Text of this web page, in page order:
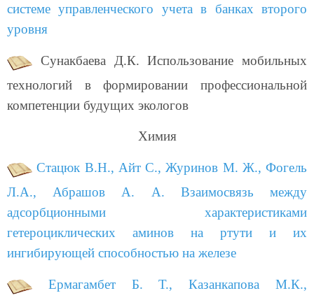
системе управленческого учета в банках второго
уровня
Сунакбаева Д.К. Использование мобильных
технологий в формировании профессиональной
компетенции будущих экологов
Химия
Стацюк В.Н., Айт С., Журинов М. Ж., Фогель
Л.А., Абрашов А. А. Взаимосвязь между
адсорбционными характеристиками
гетероциклических аминов на ртути и их
ингибирующей способностью на железе
Ермагамбет Б. Т., Казанкапова М.К.,